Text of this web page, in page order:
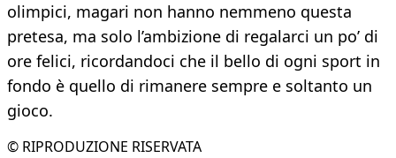
olimpici, magari non hanno nemmeno questa
pretesa, ma solo l’ambizione di regalarci un po’ di
ore felici, ricordandoci che il bello di ogni sport in
fondo è quello di rimanere sempre e soltanto un
gioco.
© RIPRODUZIONE RISERVATA